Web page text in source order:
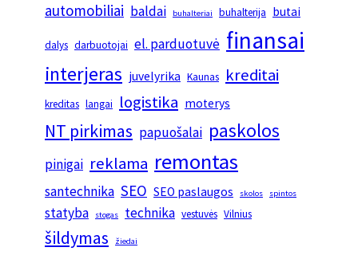
automobiliai baldai buhalteriai buhalterija butai
dalys darbuotojai el. parduotuvė finansai
interjeras juvelyrika Kaunas kreditai
kreditas langai logistika moterys
NT pirkimas papuošalai paskolos
pinigai reklama remontas
santechnika SEO SEO paslaugos skolos spintos
statyba stogas technika vestuvės Vilnius
šildymas žiedai